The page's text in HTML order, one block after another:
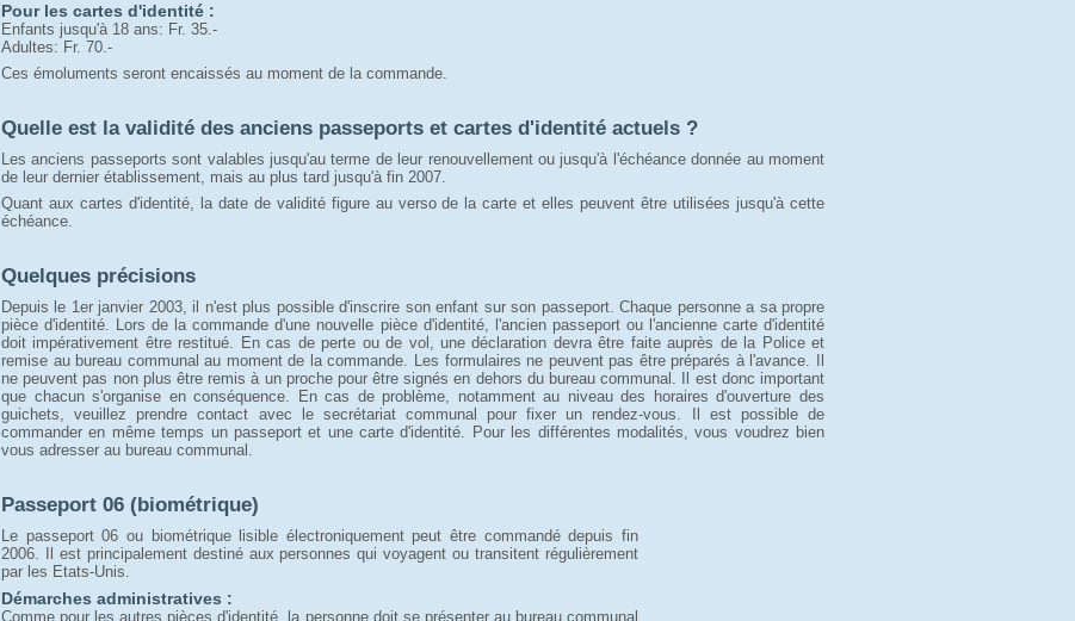
Pour les cartes d'identité :
Enfants jusqu'à 18 ans: Fr. 35.-
Adultes: Fr. 70.-
Ces émoluments seront encaissés au moment de la commande.
Quelle est la validité des anciens passeports et cartes d'identité actuels ?
Les anciens passeports sont valables jusqu'au terme de leur renouvellement ou jusqu'à l'échéance donnée au moment
de leur dernier établissement, mais au plus tard jusqu'à fin 2007.
Quant aux cartes d'identité, la date de validité figure au verso de la carte et elles peuvent être utilisées jusqu'à cette
échéance.
Quelques précisions
Depuis le 1er janvier 2003, il n'est plus possible d'inscrire son enfant sur son passeport. Chaque personne a sa propre
pièce d'identité. Lors de la commande d'une nouvelle pièce d'identité, l'ancien passeport ou l'ancienne carte d'identité
doit impérativement être restitué. En cas de perte ou de vol, une déclaration devra être faite auprès de la Police et
remise au bureau communal au moment de la commande. Les formulaires ne peuvent pas être préparés à l'avance. Il
ne peuvent pas non plus être remis à un proche pour être signés en dehors du bureau communal. Il est donc important
que chacun s'organise en conséquence. En cas de problème, notamment au niveau des horaires d'ouverture des
guichets, veuillez prendre contact avec le secrétariat communal pour fixer un rendez-vous. Il est possible de
commander en même temps un passeport et une carte d'identité. Pour les différentes modalités, vous voudrez bien
vous adresser au bureau communal.
Passeport 06 (biométrique)
Le passeport 06 ou biométrique lisible électroniquement peut être commandé depuis fin
2006. Il est principalement destiné aux personnes qui voyagent ou transitent régulièrement
par les Etats-Unis.
Démarches administratives :
Comme pour les autres pièces d'identité, la personne doit se présenter au bureau communal